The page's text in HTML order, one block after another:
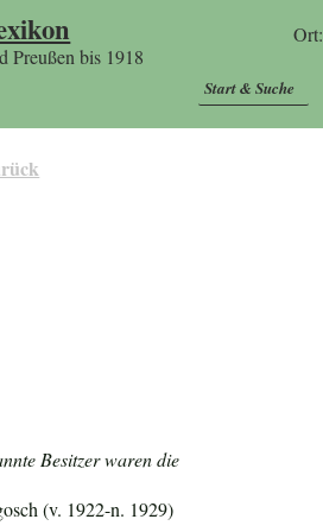
Preußen bis 1918
Ort:
Start & Suche
Besitzer waren die
(v. 1922-n. 1929)